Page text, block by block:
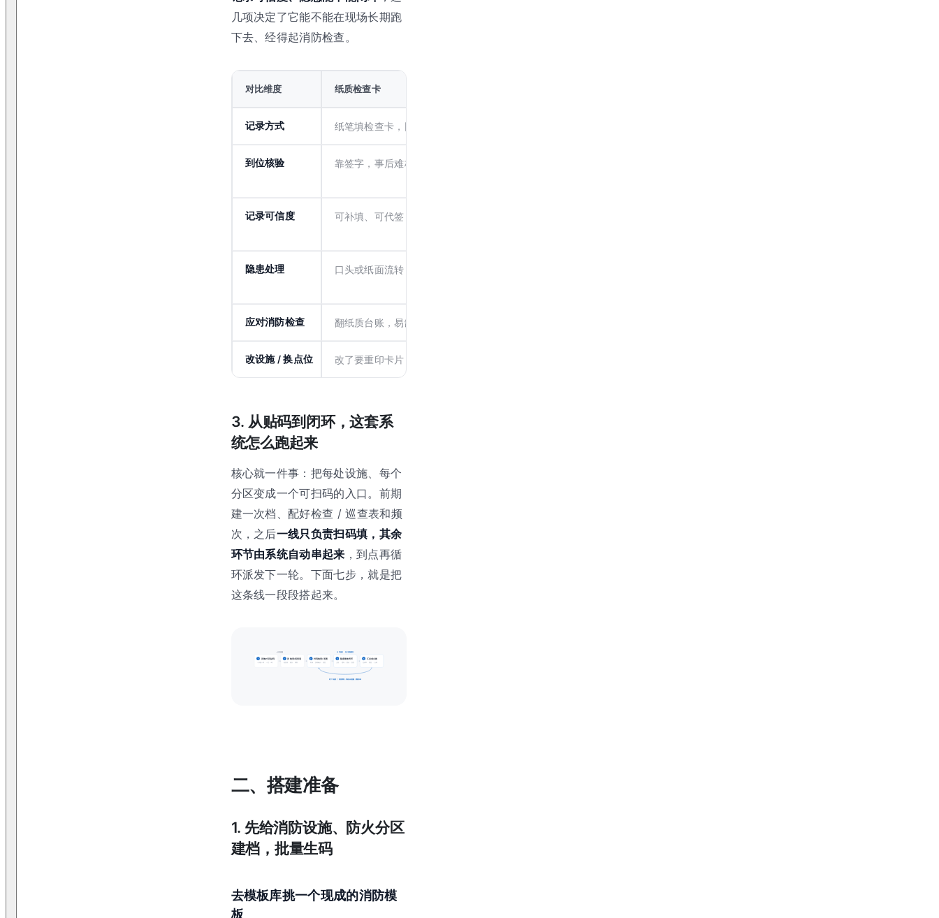
几项决定了它能不能在现场长期跑
下去、经得起消防检查。
对比维度 纸质检查卡
记录方式 纸笔填检查卡，回办公室再归档
到位核验 靠签字，事后难核
记录可信度 可补填、可代签
隐患处理 口头或纸面流转，容易漏
应对消防检查 翻纸质台账，易缺页
改设施 / 换点位 改了要重印卡片
3. 从贴码到闭环，这套系
统怎么跑起来
核心就一件事：把每处设施、每个
分区变成一个可扫码的入口。前期
建一次档、配好检查 / 巡查表和频
次，之后一线只负责扫码填，其余
环节由系统自动串起来 ，到点再循
环派发下一轮。下面七步，就是把
这条线一段段搭起来。
一次性搭建 日常循环 · 每个周期重复
1 设施/分区贴码
一设施一码 · 一区一码
2 设检查/巡查项
检查项 · 频次 · 期限
3 扫码检查/巡查
到场 · 按项确认 · 拍照
4 隐患整改闭环
上报 · 通知 · 整改 · 复查
5 汇总成台账
完成率 · 隐患 · 台账
到下个检查 / 巡查周期，系统自动提醒，重新扫码
二、搭建准备
1. 先给消防设施、防火分区
建档，批量生码
去模板库挑一个现成的消防模
板